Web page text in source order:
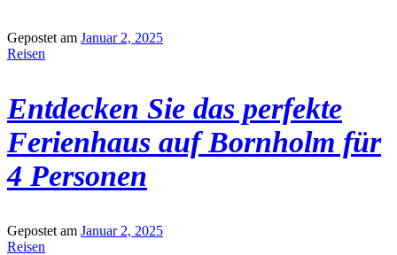
Gepostet am Januar 2, 2025
Reisen
Entdecken Sie das perfekte
Ferienhaus auf Bornholm für
4 Personen
Gepostet am Januar 2, 2025
Reisen